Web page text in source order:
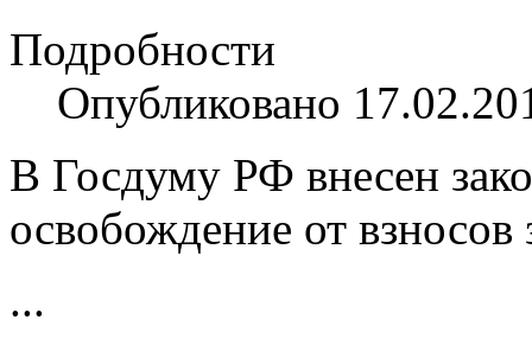
Подробности
Опубликовано
В Госдуму РФ внесен
освобождение от взносов
...